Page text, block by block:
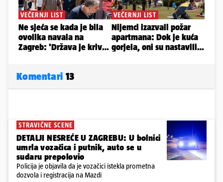
Komentari 13
STRAVIČNE SCENE
DETALJI NESREĆE U ZAGREBU: U bolnici
umrla vozačica i putnik, auto se u
sudaru prepolovio
Policija je objavila da je vozačici istekla prometna
dozvola i registracija na Mazdi